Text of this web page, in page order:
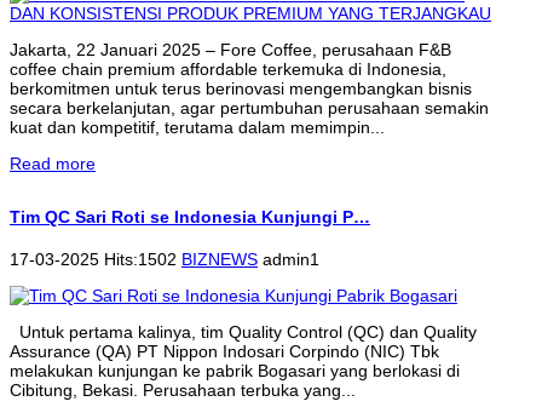
Jakarta, 22 Januari 2025 – Fore Coffee, perusahaan F&B
coffee chain premium affordable terkemuka di Indonesia,
berkomitmen untuk terus berinovasi mengembangkan bisnis
secara berkelanjutan, agar pertumbuhan perusahaan semakin
kuat dan kompetitif, terutama dalam memimpin...
Read more
Tim QC Sari Roti se Indonesia Kunjungi P…
17-03-2025 Hits:1502 BIZNEWS admin1
Untuk pertama kalinya, tim Quality Control (QC) dan Quality
Assurance (QA) PT Nippon Indosari Corpindo (NIC) Tbk
melakukan kunjungan ke pabrik Bogasari yang berlokasi di
Cibitung, Bekasi. Perusahaan terbuka yang...